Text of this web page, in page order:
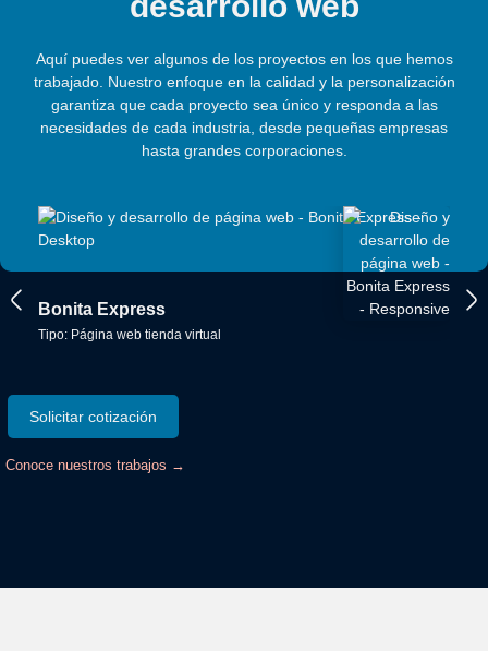
Aquí puedes ver algunos de los proyectos en los que hemos
trabajado. Nuestro enfoque en la calidad y la personalización
garantiza que cada proyecto sea único y responda a las
necesidades de cada industria, desde pequeñas empresas
hasta grandes corporaciones.
Bonita Express
Tipo: Página web tienda virtual
Solicitar cotización
Conoce nuestros trabajos →